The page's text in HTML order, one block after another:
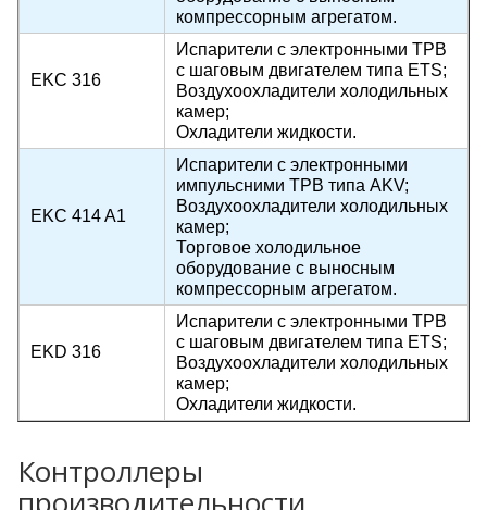
компрессорным агрегатом.
EKC 316
Испарители с электронными ТРВ
с шаговым двигателем типа ETS;
Воздухоохладители холодильных
камер;
Охладители жидкости.
EKC 414 A1
Испарители с электронными
импульсними ТРВ типа AKV;
Воздухоохладители холодильных
камер;
Торговое холодильное
оборудование с выносным
компрессорным агрегатом.
EKD 316
Испарители с электронными ТРВ
с шаговым двигателем типа ETS;
Воздухоохладители холодильных
камер;
Охладители жидкости.
Контроллеры